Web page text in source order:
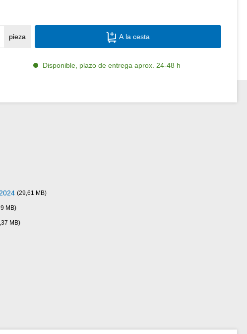
Cantidad del producto: introduce la
pieza A la cesta
Disponible, plazo de entrega aprox. 24-48 h
(29,61 MB)
MB)
MB)